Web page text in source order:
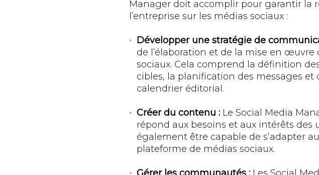
Manager doit accomplir pour garantir la
l’entreprise sur les médias sociaux :
Développer une stratégie de
de l’élaboration et de la mise en œuvre
sociaux. Cela comprend la définition
cibles, la planification des messages et
calendrier éditorial.
Créer du contenu : Le Social Media
répond aux besoins et aux intérêts des
également être capable de s’adapter
plateforme de médias sociaux.